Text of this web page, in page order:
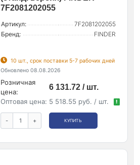
7F2081202055
Артикул:
7F2081202055
Бренд:
FINDER
10 шт., срок поставки 5-7 рабочих дней
Обновлено 08.08.2026
Розничная
цена:
6 131.72 / шт.
Оптовая цена: 5 518.55 руб. / шт. !
- + КУПИТЬ